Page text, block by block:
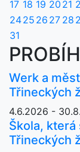
17 18 19 20 21
2425 26 27 28
31
Werk a
Třineckých
4.6.2026 -
Škola,
Třineckých